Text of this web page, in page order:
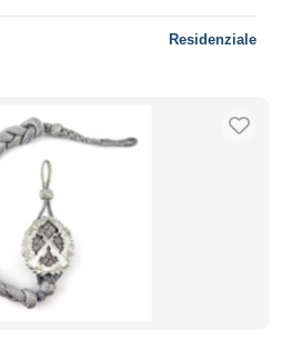
Residenziale